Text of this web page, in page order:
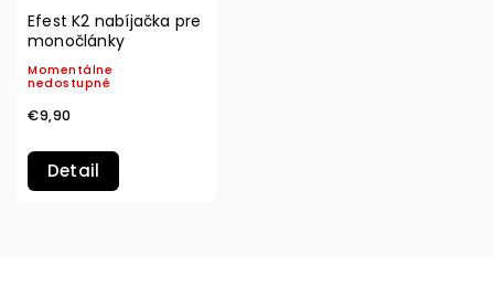
Efest K2 nabíjačka pre
monočlánky
Momentálne
nedostupné
€9,90
Detail